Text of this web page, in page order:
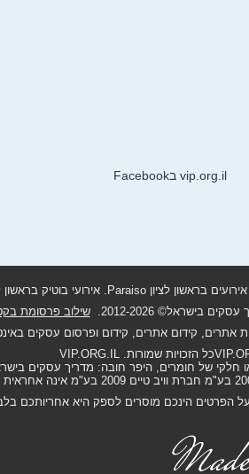
vip.org.il בFacebook
2026
.שילוב פרסומת
אתרים, קידום אתרים, קידום ופרסום עסקים
כל הזכויות שמורות. VIP.ORG.IL
הפרטים הינכם מוסרים לספק היא אחריותכם